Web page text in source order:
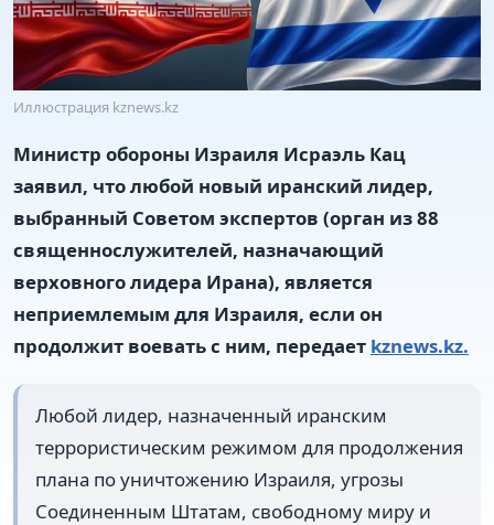
Иллюстрация kznews.kz
Министр обороны Израиля Исраэль Кац
заявил, что любой новый иранский лидер,
выбранный Советом экспертов (орган из 88
священнослужителей, назначающий
верховного лидера Ирана), является
неприемлемым для Израиля, если он
продолжит воевать с ним, передает kznews.kz.
Любой лидер, назначенный иранским
террористическим режимом для продолжения
плана по уничтожению Израиля, угрозы
Соединенным Штатам, свободному миру и